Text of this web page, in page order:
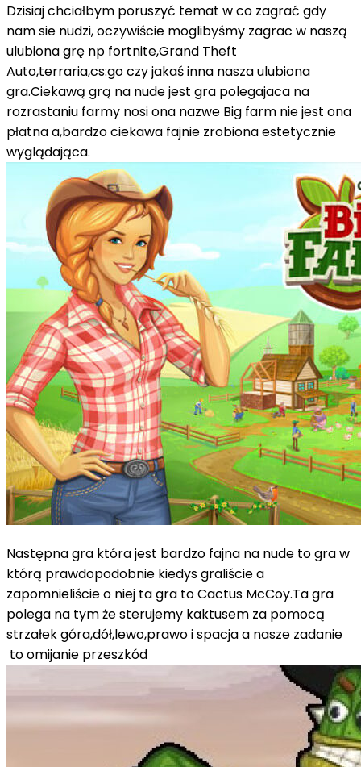
Dzisiaj chciałbym poruszyć temat w co zagrać gdy
nam sie nudzi, oczywiście moglibyśmy zagrac w naszą
ulubiona grę np fortnite,Grand Theft
Auto,terraria,cs:go czy jakaś inna nasza ulubiona
gra.Ciekawą grą na nude jest gra polegajaca na
rozrastaniu farmy nosi ona nazwe Big farm nie jest ona
płatna a,bardzo ciekawa fajnie zrobiona estetycznie
wyglądająca.
Następna gra która jest bardzo fajna na nude to gra w
którą prawdopodobnie kiedys graliście a
zapomnieliście o niej ta gra to Cactus McCoy.Ta gra
polega na tym że sterujemy kaktusem za pomocą
strzałek góra,dół,lewo,prawo i spacja a nasze zadanie
to omijanie przeszkód